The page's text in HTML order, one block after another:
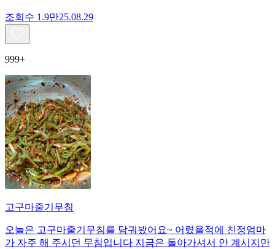
조회수 1.9만25.08.29
999+
고구마줄기무침
오늘은 고구마줄기무침를 담궈봤어요~ 어렸을적에 친정엄마
가 자주 해 주시던 무침입니다 지금은 돌아가셔서 안 계시지만